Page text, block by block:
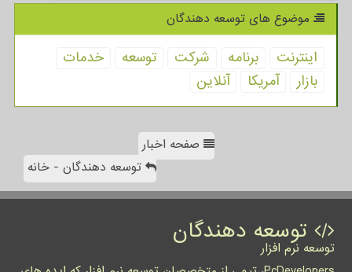
موضوع های توسعه دهندگان
اینترنت برنامه شركت توسعه
خدمات
بازار
آمریكا آنلاین
صفحه اخبار
توسعه دهندگان - خانه
توسعه دهندگان
توسعه نرم افزار